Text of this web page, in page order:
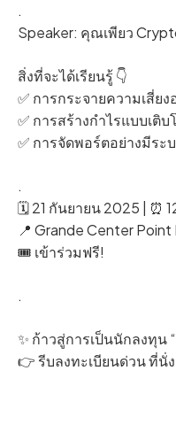
.
Speaker: คุณเพียว
สิ่งที่จะได้เรียนรู้ 👇
✅ การกระจายความเสี่ย
✅ การสร้างกำไรแบบเติ
✅ การจัดพอร์ตอย่างมีระ
.
🗓 21 กันยายน 2025 | ⏰
📍 Grande Center
🎟️ เข้าร่วมฟรี!
.
✨ ก้าวสู่การเป็นนักลงทุน
👉 รีบลงทะเบียนด่วน ที่นั่